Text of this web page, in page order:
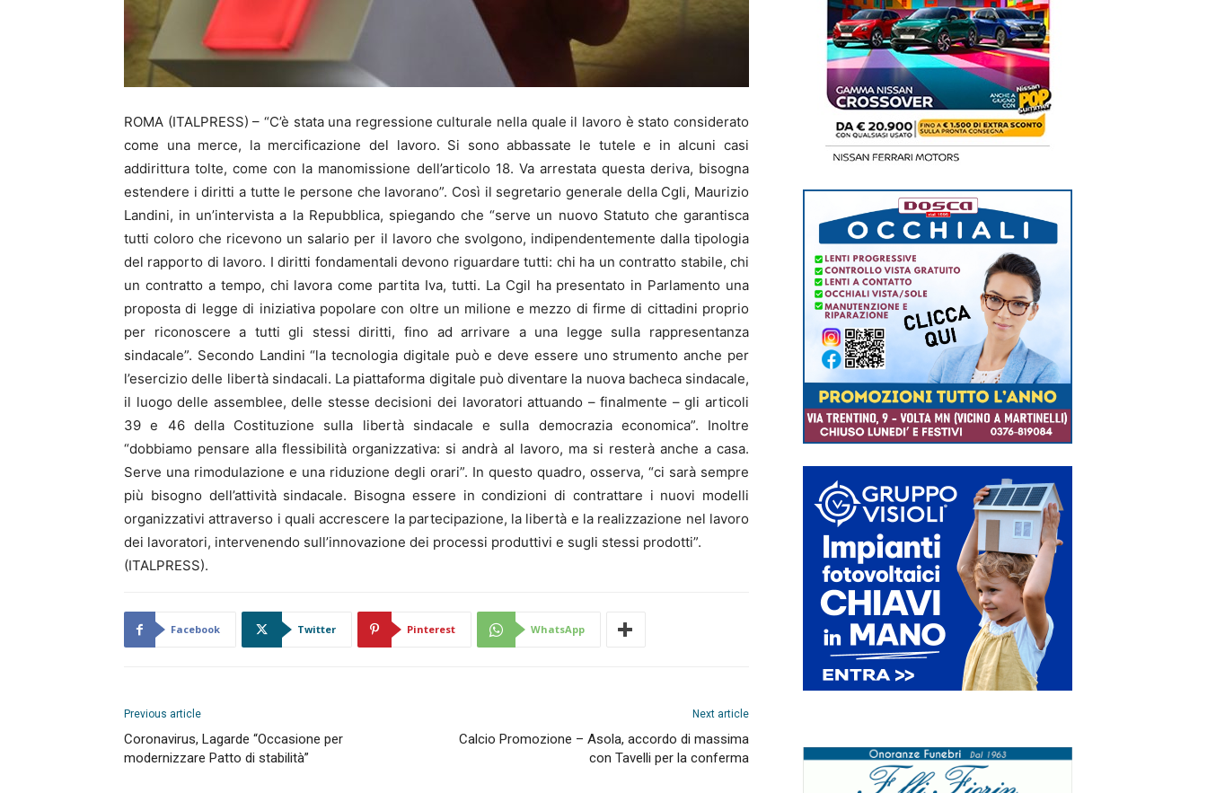
ROMA (ITALPRESS) – “C’è stata una regressione culturale nella quale il lavoro è stato considerato
come una merce, la mercificazione del lavoro. Si sono abbassate le tutele e in alcuni casi
addirittura tolte, come con la manomissione dell’articolo 18. Va arrestata questa deriva, bisogna
estendere i diritti a tutte le persone che lavorano”. Così il segretario generale della Cgli, Maurizio
Landini, in un’intervista a la Repubblica, spiegando che “serve un nuovo Statuto che garantisca
tutti coloro che ricevono un salario per il lavoro che svolgono, indipendentemente dalla tipologia
del rapporto di lavoro. I diritti fondamentali devono riguardare tutti: chi ha un contratto stabile, chi
un contratto a tempo, chi lavora come partita Iva, tutti. La Cgil ha presentato in Parlamento una
proposta di legge di iniziativa popolare con oltre un milione e mezzo di firme di cittadini proprio
per riconoscere a tutti gli stessi diritti, fino ad arrivare a una legge sulla rappresentanza
sindacale”. Secondo Landini “la tecnologia digitale può e deve essere uno strumento anche per
l’esercizio delle libertà sindacali. La piattaforma digitale può diventare la nuova bacheca sindacale,
il luogo delle assemblee, delle stesse decisioni dei lavoratori attuando – finalmente – gli articoli
39 e 46 della Costituzione sulla libertà sindacale e sulla democrazia economica”. Inoltre
“dobbiamo pensare alla flessibilità organizzativa: si andrà al lavoro, ma si resterà anche a casa.
Serve una rimodulazione e una riduzione degli orari”. In questo quadro, osserva, “ci sarà sempre
più bisogno dell’attività sindacale. Bisogna essere in condizioni di contrattare i nuovi modelli
organizzativi attraverso i quali accrescere la partecipazione, la libertà e la realizzazione nel lavoro
dei lavoratori, intervenendo sull’innovazione dei processi produttivi e sugli stessi prodotti”.
(ITALPRESS).
Facebook Twitter Pinterest WhatsApp
Previous article
Coronavirus, Lagarde “Occasione per
modernizzare Patto di stabilità”
Next article
Calcio Promozione – Asola, accordo di massima
con Tavelli per la conferma